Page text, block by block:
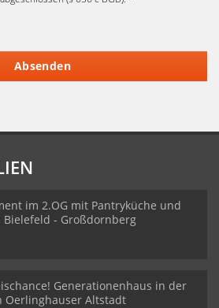
Absenden
im 2.OG mit Pantryküche und
Bielefeld - Großdornberg
Generationenhaus in der
Oerlinghauser Altstadt